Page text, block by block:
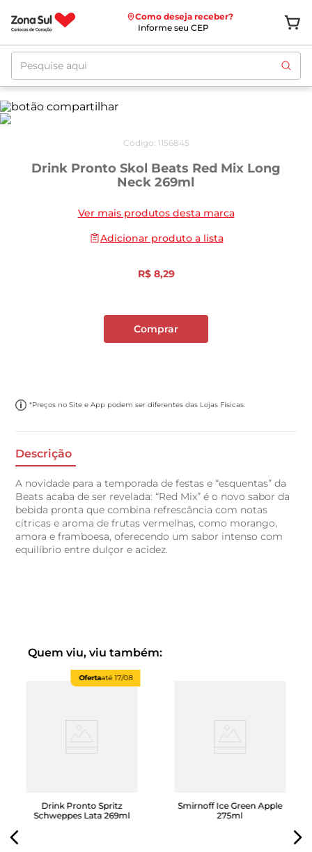
Como deseja receber?
Informe seu CEP
Pesquise aqui
Código: 1156845
Drink Pronto Skol Beats Red Mix Long
Neck 269ml
Ver mais produtos desta marca
Adicionar produto a lista
R$ 8,29
Comprar
*Preços no Site e App podem ser diferentes das Lojas Físicas.
Descrição
A novidade para a temporada de festas e “esquentas” da
Beats acaba de ser revelada: “Red Mix” é o novo sabor da
bebida pronta que combina refrescância com notas
cítricas e aroma de frutas vermelhas, como morango,
amora e framboesa, oferecendo um sabor intenso com
equilíbrio entre dulçor e acidez.
Quem viu, viu também:
Ofertaaté17/08
Drink Pronto Spritz
Schweppes Lata 269ml
Smirnoff Ice Green Apple
275ml